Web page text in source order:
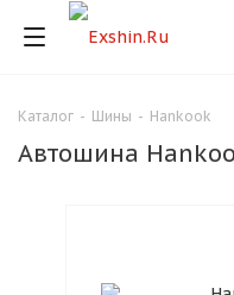
Каталог - Шины - Hankook
Автошина
Для клиентов всех
без